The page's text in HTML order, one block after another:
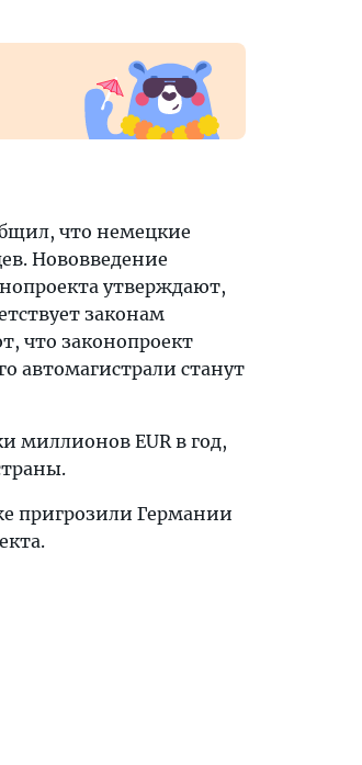
что немецкие
Нововведение
утверждают,
законам
что законопроект
автомагистрали станут
миллионов EUR в год,
пригрозили Германии